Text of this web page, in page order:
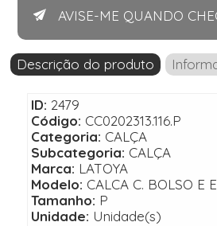
AVISE-ME QUANDO
Descrição do produto
ID: 2479
Código: CC0202313.116.P
Categoria: CALÇA
Subcategoria: CALÇA
Marca: LATOYA
Modelo: CALCA C. BOLSO E
Tamanho: P
Unidade: Unidade(s)